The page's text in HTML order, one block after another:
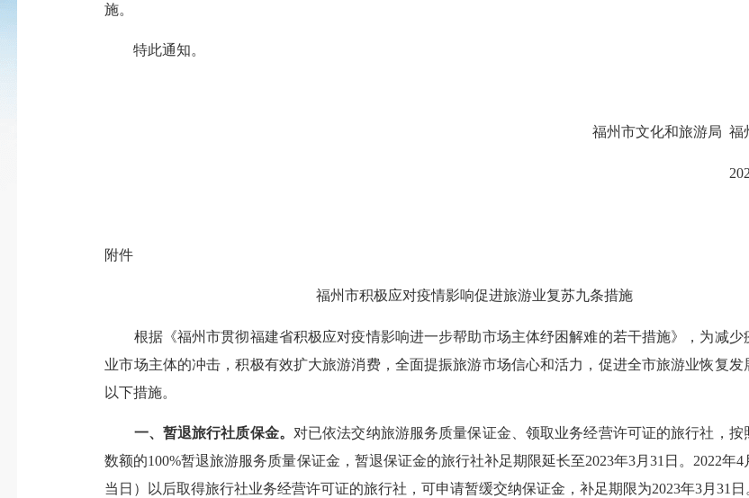
施。
特此通知。
福州市文化和旅游局 福
2022
附件
福州市积极应对疫情影响促进旅游业复苏九条措施
根据《福州市贯彻福建省积极应对疫情影响进一步帮助市场主体纾困解难的若干措施》，为减少
业市场主体的冲击，积极有效扩大旅游消费，全面提振旅游市场信心和活力，促进全市旅游业恢复发
以下措施。
一、暂退旅行社质保金。 对已依法交纳旅游服务质量保证金、领取业务经营许可证的旅行社，按
数额的100%暂退旅游服务质量保证金，暂退保证金的旅行社补足期限延长至2023年3月31日。2022年4
当日）以后取得旅行社业务经营许可证的旅行社，可申请暂缓交纳保证金，补足期限为2023年3月31日